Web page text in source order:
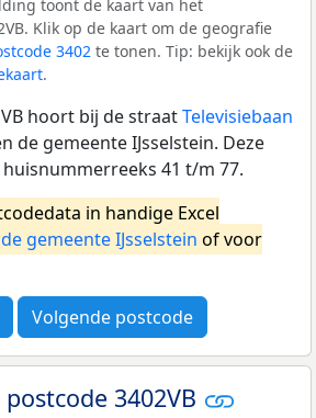
toont de kaart van het
Klik op de kaart om de geografie
3402 te tonen. Tip: bekijk ook de
.
hoort bij de straatTelevisiebaan
de gemeente IJsselstein. Deze
41 t/m 77.
in handige Excel
de gemeente IJsselstein of voor
Volgende postcode
3402VB